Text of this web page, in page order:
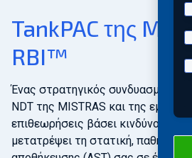
TankPAC της
RBI™
Ένας στρατηγικός συνδυασμός
NDT της MISTRAS και της
επιθεωρήσεις βάσει κινδύνου (RBI)
μετατρέψει τη στατική, παθητική